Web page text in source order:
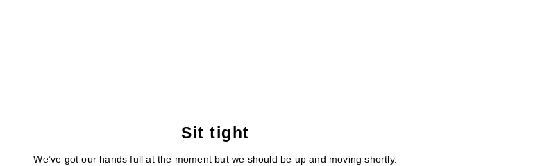
Sit tight
We’ve got our hands full at the moment but we should be up and moving shortly.